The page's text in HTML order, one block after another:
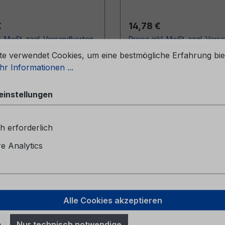
Preis:
MwSt. zzgl. Versandkosten
den Warenkorb
Regulärer Preis:
14,78 €
Preise inkl. MwSt. zzgl.
SYNC 3 HE5J-
verwendet Cookies, um eine bestmögliche Erfahrung
Informationen ...
erforderlich
Analytics
Alle Cookies akzeptieren